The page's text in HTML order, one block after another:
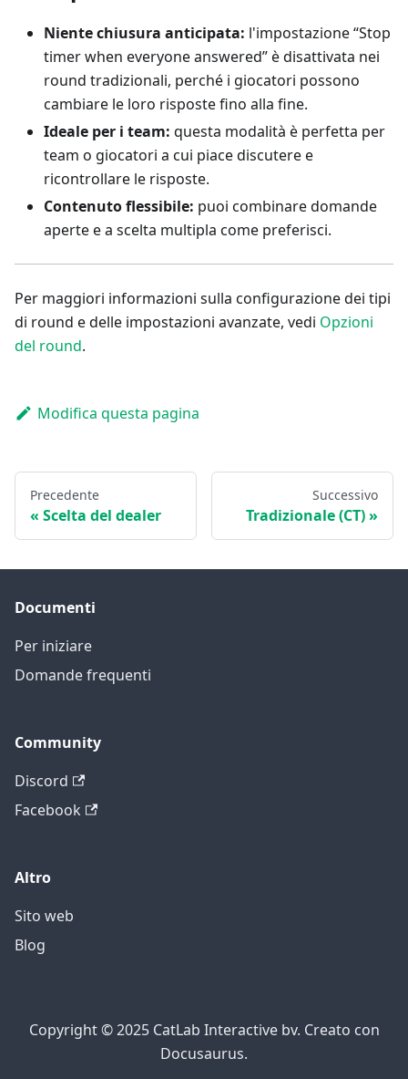
Niente chiusura anticipata: l'impostazione “Stop
timer when everyone answered” è disattivata nei
round tradizionali, perché i giocatori possono
cambiare le loro risposte fino alla fine.
Ideale per i team: questa modalità è perfetta per
team o giocatori a cui piace discutere e
ricontrollare le risposte.
Contenuto flessibile: puoi combinare domande
aperte e a scelta multipla come preferisci.
Per maggiori informazioni sulla configurazione dei tipi
di round e delle impostazioni avanzate, vedi Opzioni
del round.
Modifica questa pagina
Precedente
Scelta del dealer
Successivo
Tradizionale (CT)
Documenti
Per iniziare
Domande frequenti
Community
Discord
Facebook
Altro
Sito web
Blog
Copyright © 2025 CatLab Interactive bv. Creato con
Docusaurus.